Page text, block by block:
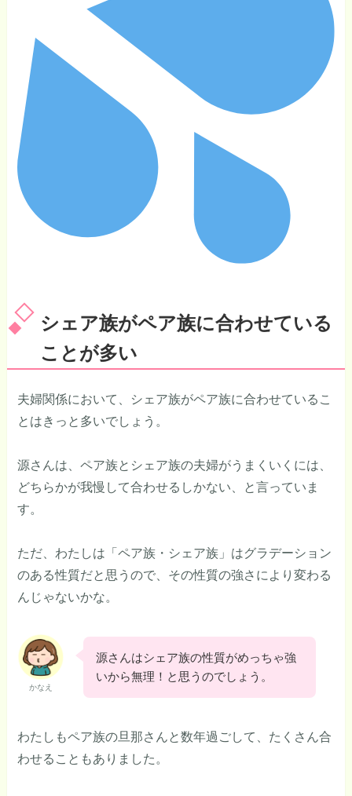
シェア族がペア族に合わせている
ことが多い
夫婦関係において、シェア族がペア族に合わせているこ
とはきっと多いでしょう。
源さんは、ペア族とシェア族の夫婦がうまくいくには、
どちらかが我慢して合わせるしかない、と言っていま
す。
ただ、わたしは「ペア族・シェア族」はグラデーション
のある性質だと思うので、その性質の強さにより変わる
んじゃないかな。
かなえ
源さんはシェア族の性質がめっちゃ強
いから無理！と思うのでしょう。
わたしもペア族の旦那さんと数年過ごして、たくさん合
わせることもありました。